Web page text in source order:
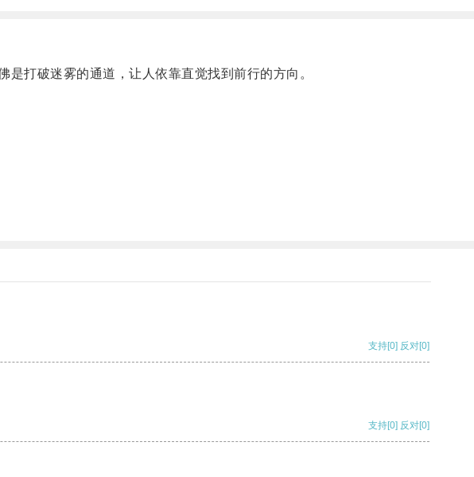
打破迷雾的通道，让人依靠直觉找到前行的方向。
支持[0] 反对[0]
支持[0] 反对[0]